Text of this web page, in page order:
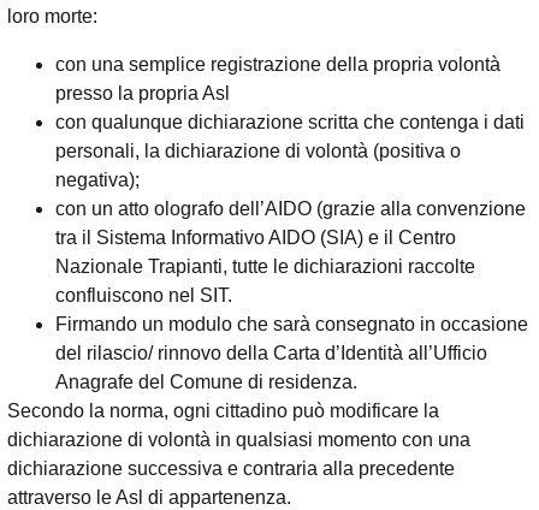
loro morte:
con una semplice registrazione della propria volontà
presso la propria Asl
con qualunque dichiarazione scritta che contenga i dati
personali, la dichiarazione di volontà (positiva o
negativa);
con un atto olografo dell’AIDO (grazie alla convenzione
tra il Sistema Informativo AIDO (SIA) e il Centro
Nazionale Trapianti, tutte le dichiarazioni raccolte
confluiscono nel SIT.
Firmando un modulo che sarà consegnato in occasione
del rilascio/ rinnovo della Carta d’Identità all’Ufficio
Anagrafe del Comune di residenza.
Secondo la norma, ogni cittadino può modificare la
dichiarazione di volontà in qualsiasi momento con una
dichiarazione successiva e contraria alla precedente
attraverso le Asl di appartenenza.